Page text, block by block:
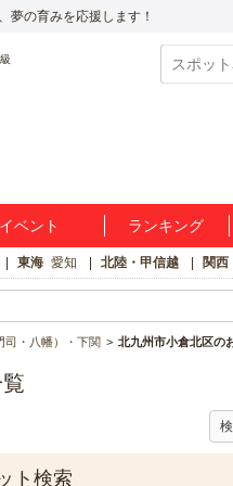
夢の育みを応援します！
ベント ランキング
東海 愛知 北陸・甲信越 関西
司・八幡）・下関 北九州市小倉北区の
ト検索